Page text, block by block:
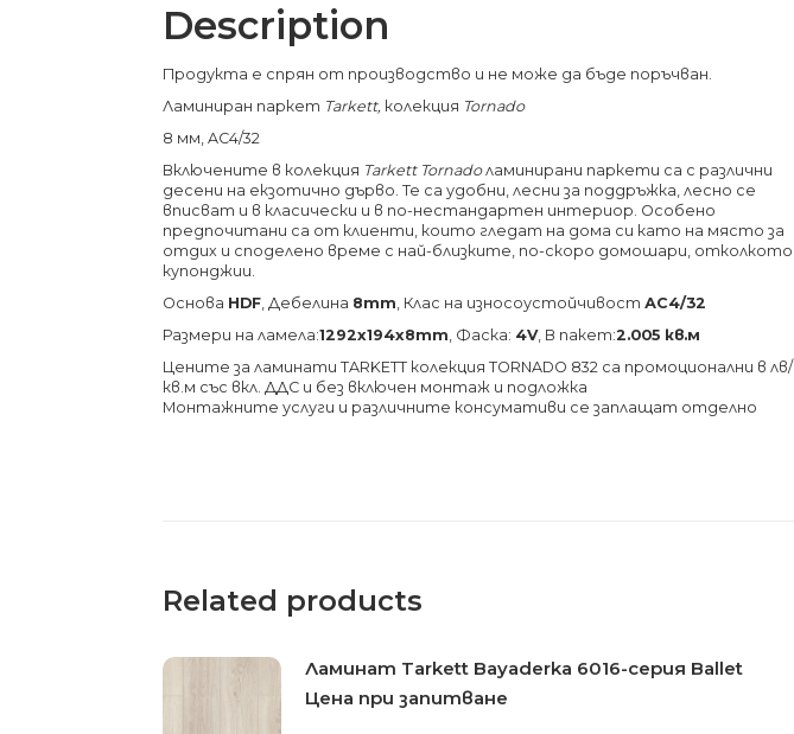
Description
Продукта е спрян от производство и не може да бъде поръчван.
Ламиниран паркет Tarkett, колекция Tornado
8 мм, AC4/32
Включените в колекция Tarkett Tornadoламинирани паркети са с различни
десени на екзотично дърво. Те са удобни, лесни за поддръжка, лесно се
вписват и в класически и в по-нестандартен интериор. Особено
предпочитани са от клиенти, които гледат на дома си като на място за
отдих и споделено време с най-близките, по-скоро домошари, отколкото
купонджии.
Основа HDF, Дебелина 8mm, Клас на износоустойчивостАС4/32
Размери на ламела:1292х194х8mm, Фаска: 4V, В пакет:2.005 кв.м
Цените за ламинати TARKETT колекция TORNADO 832 са промоционални в лв/
кв.м със вкл. ДДС и без включен монтаж и подложка
Монтажните услуги и различните консумативи се заплащат отделно
Related products
Ламинат Tarkett Bayaderka 6016-серия Ballet
Цена при запитване